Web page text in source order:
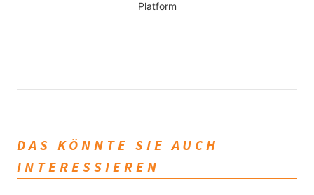
Platform
DAS KÖNNTE SIE AUCH
INTERESSIEREN